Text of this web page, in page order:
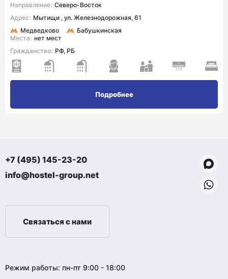
Направление: Северо-Восток
Адрес: Мытищи , ул. Железнодорожная, 61
Медведково
Бабушкинская
Места: нет мест
Гражданство: РФ, РБ
Подробнее
Режим работы: пн-пт 9:00 - 18:00
+7 (495) 145-23-20
info@hostel-group.net
Связаться с нами